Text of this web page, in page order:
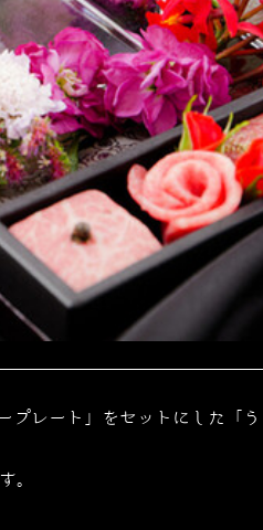
レート」をセットにした「
。